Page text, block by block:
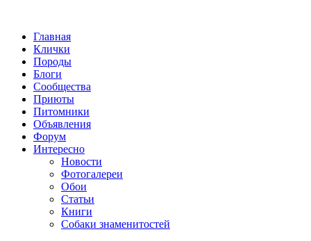
Главная
Клички
Породы
Блоги
Сообщества
Приюты
Питомники
Объявления
Форум
Интересно
Новости
Фотогалереи
Обои
Статьи
Книги
Собаки знаменитостей